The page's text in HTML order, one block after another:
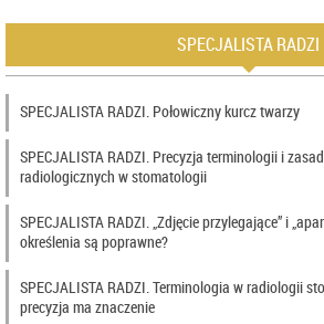
SPECJALISTA RADZI
SPECJALISTA RADZI. Połowiczny kurcz twarzy
SPECJALISTA RADZI. Precyzja terminologii i
radiologicznych w stomatologii
SPECJALISTA RADZI. „Zdjęcie przylegające” i
określenia są poprawne?
SPECJALISTA RADZI. Terminologia w radiologii
precyzja ma znaczenie